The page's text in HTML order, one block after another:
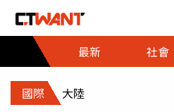
最新
社會
國際 大陸